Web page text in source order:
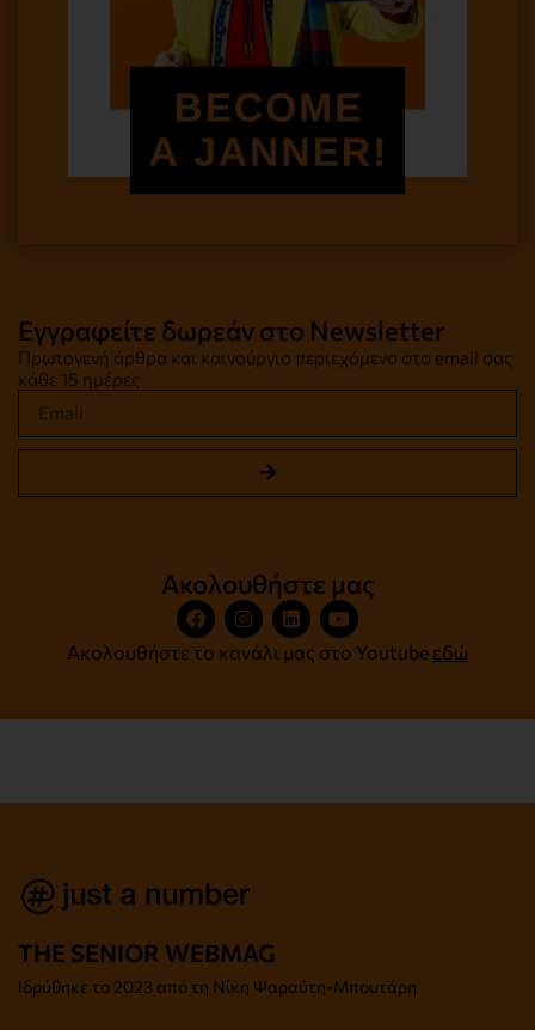
Εγγραφείτε δωρεάν στο Newsletter
Πρωτογενή άρθρα και καινούργιο περιεχόμενο στο email σας
κάθε 15 ημέρες
Ακολουθήστε μας
Ακολουθήστε το κανάλι μας στο Youtube εδώ
THE SENIOR WEBMAG
Iδρύθηκε το 2023 από τη Νίκη Ψαραύτη-Μπουτάρη